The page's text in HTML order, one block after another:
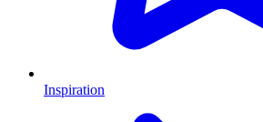
Inspiration